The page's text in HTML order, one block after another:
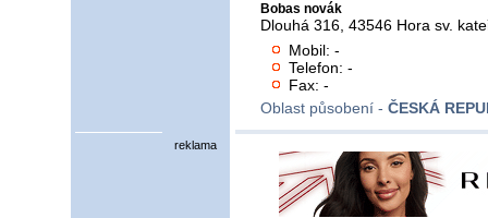
Bobas novák
Dlouhá 316, 43546 Hora sv.
Mobil: -
Telefon: -
Fax: -
Oblast působení - ČESKÁ
reklama